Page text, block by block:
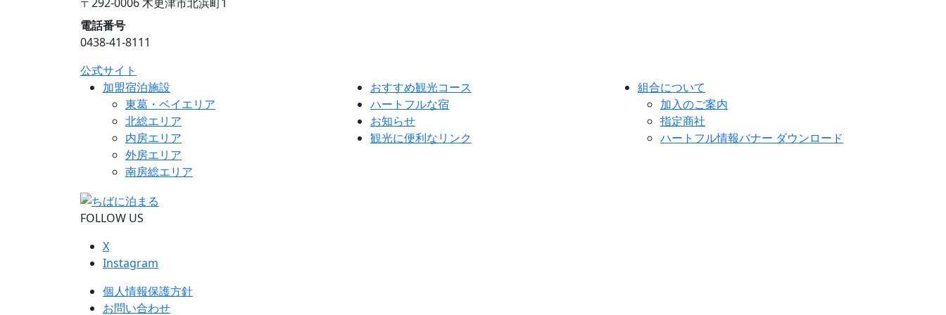
電話番号
0438-41-8111
公式サイト
加盟宿泊施設
東葛・ベイエリア
北総エリア
内房エリア
外房エリア
南房総エリア
おすすめ観光コース
ハートフルな宿
お知らせ
観光に便利なリンク
組合について
加入のご案内
指定商社
ハートフル情報バナー ダウンロード
FOLLOW US
X
Instagram
個人情報保護方針
お問い合わせ